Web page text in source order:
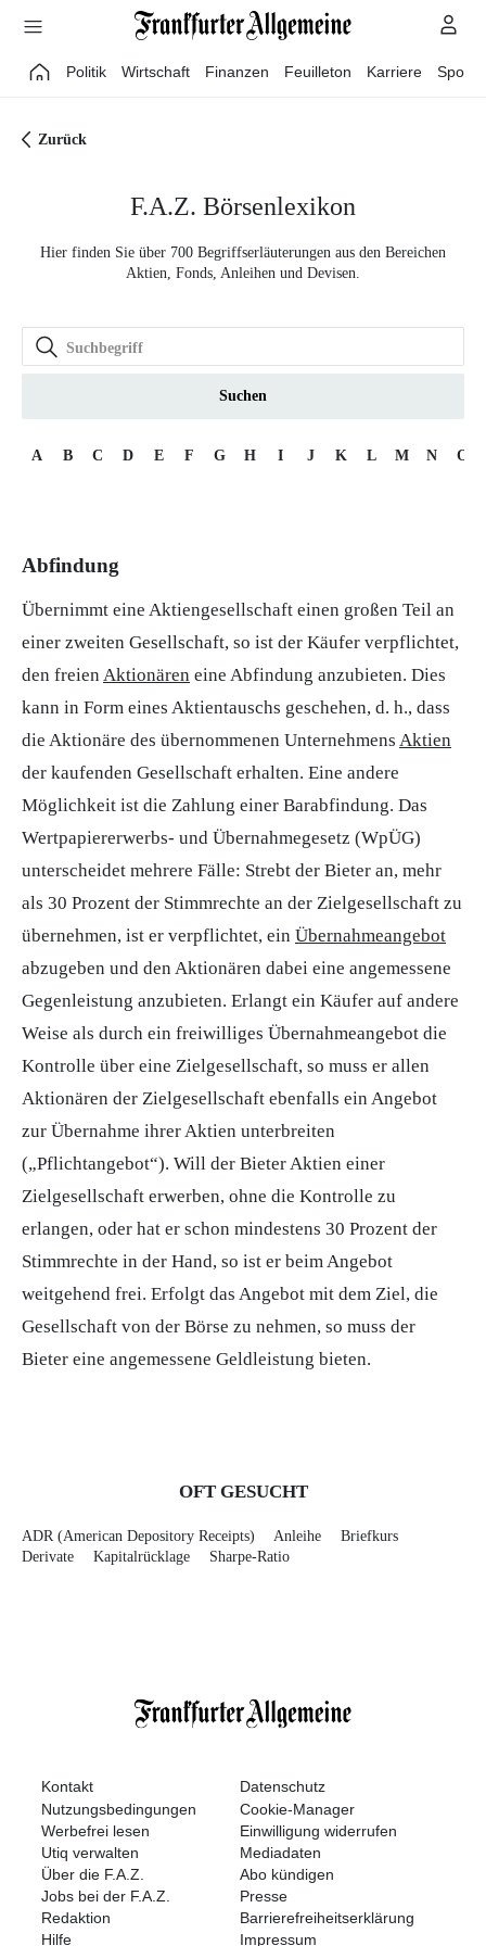
Direkt zum Hauptinhalt
Politik Wirtschaft Finanzen Feuilleton Karriere Sport
Zurück
F.A.Z. Börsenlexikon
Hier finden Sie über 700 Begriffserläuterungen aus den Bereichen
Aktien, Fonds, Anleihen und Devisen.
Suchen
A B C D E F G H I J K L M N O
Abfindung
Übernimmt eine Aktiengesellschaft einen großen Teil an
einer zweiten Gesellschaft, so ist der Käufer verpflichtet,
den freien Aktionären eine Abfindung anzubieten. Dies
kann in Form eines Aktientauschs geschehen, d. h., dass
die Aktionäre des übernommenen Unternehmens Aktien
der kaufenden Gesellschaft erhalten. Eine andere
Möglichkeit ist die Zahlung einer Barabfindung. Das
Wertpapiererwerbs- und Übernahmegesetz (WpÜG)
unterscheidet mehrere Fälle: Strebt der Bieter an, mehr
als 30 Prozent der Stimmrechte an der Zielgesellschaft zu
übernehmen, ist er verpflichtet, ein Übernahmeangebot
abzugeben und den Aktionären dabei eine angemessene
Gegenleistung anzubieten. Erlangt ein Käufer auf andere
Weise als durch ein freiwilliges Übernahmeangebot die
Kontrolle über eine Zielgesellschaft, so muss er allen
Aktionären der Zielgesellschaft ebenfalls ein Angebot
zur Übernahme ihrer Aktien unterbreiten
(„Pflichtangebot“). Will der Bieter Aktien einer
Zielgesellschaft erwerben, ohne die Kontrolle zu
erlangen, oder hat er schon mindestens 30 Prozent der
Stimmrechte in der Hand, so ist er beim Angebot
weitgehend frei. Erfolgt das Angebot mit dem Ziel, die
Gesellschaft von der Börse zu nehmen, so muss der
Bieter eine angemessene Geldleistung bieten.
OFT GESUCHT
ADR (American Depository Receipts) Anleihe
Briefkurs
Derivate
Kapitalrücklage Sharpe-Ratio
Kontakt
Datenschutz
Nutzungsbedingungen
Cookie-Manager
Werbefrei lesen
Einwilligung widerrufen
Utiq verwalten
Mediadaten
Über die F.A.Z.
Abo kündigen
Jobs bei der F.A.Z.
Presse
Redaktion
Barrierefreiheitserklärung
Hilfe
Impressum